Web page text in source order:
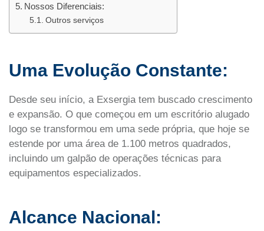
Nossos Diferenciais:
Outros serviços
Uma Evolução Constante:
Desde seu início, a Exsergia tem buscado crescimento
e expansão. O que começou em um escritório alugado
logo se transformou em uma sede própria, que hoje se
estende por uma área de 1.100 metros quadrados,
incluindo um galpão de operações técnicas para
equipamentos especializados.
Alcance Nacional: